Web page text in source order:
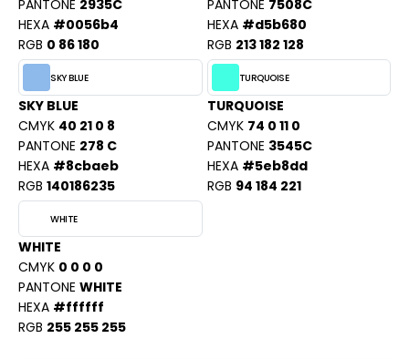
PANTONE 2935C
HEXA #0056b4
RGB 0 86 180
PANTONE 7508C
HEXA #d5b680
RGB 213 182 128
SKY BLUE
SKY BLUE
CMYK 40 21 0 8
PANTONE 278 C
HEXA #8cbaeb
RGB 140186235
TURQUOISE
TURQUOISE
CMYK 74 0 11 0
PANTONE 3545C
HEXA #5eb8dd
RGB 94 184 221
WHITE
WHITE
CMYK 0 0 0 0
PANTONE WHITE
HEXA #ffffff
RGB 255 255 255